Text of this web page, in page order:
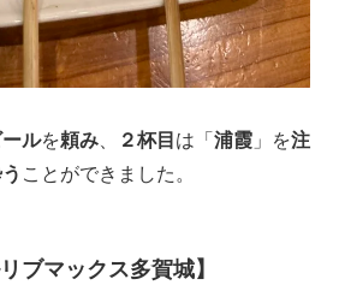
ールを頼み、 ２杯目は「浦霞 」を注
ことができました。
ブマックス多賀城】